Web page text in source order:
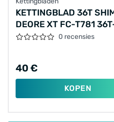
KETTINGBLAD 36T
DEORE XT FC-T781
0 recensies
40 €
KOPEN